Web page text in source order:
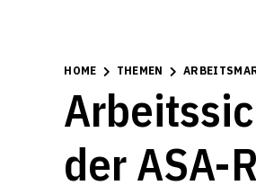
HOME THEMEN
der ASA-